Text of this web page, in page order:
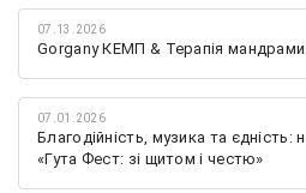
07.13.2026
Gorgany КЕМП & Терапія
07.01.2026
Благодійність, музика та єдність:
«Гута Фест: зі щитом і честю»